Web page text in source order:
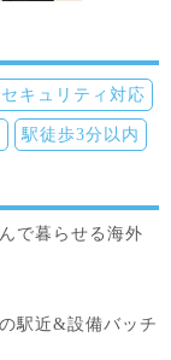
セキュリティ対応
駅徒歩3分以内
で暮らせる海外
駅近&設備バッチ